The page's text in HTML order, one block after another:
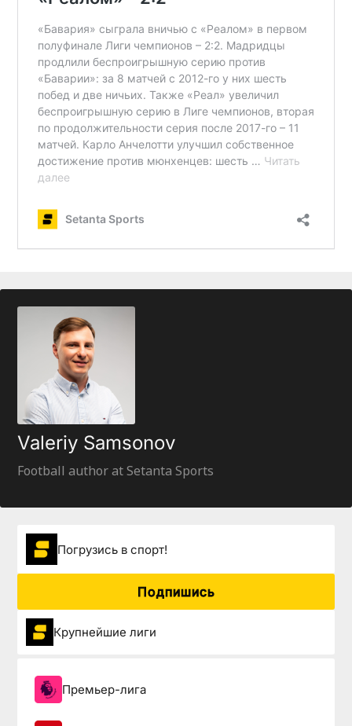
Valeriy Samsonov
Football author at Setanta Sports
Погрузиcь в спорт!
Подпишись
Крупнейшие лиги
Премьер-лига